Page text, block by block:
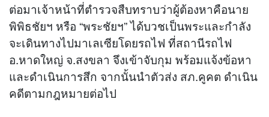
ต่อมาเจ้าหน้าที่ตำรวจสืบทราบว่าผู้ต้องหาคือนาย
พิพิธชัยฯ หรือ “พระชัยฯ” ได้บวชเป็นพระและกำลัง
จะเดินทางไปมาเลเซียโดยรถไฟ ที่สถานีรถไฟ
อ.หาดใหญ่ จ.สงขลา จึงเข้าจับกุม พร้อมแจ้งข้อหา
และดำเนินการสึก จากนั้นนำตัวส่ง สภ.คูคต ดำเนิน
คดีตามกฎหมายต่อไป